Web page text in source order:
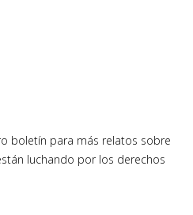
boletín para más relatos sobre
luchando por los derechos